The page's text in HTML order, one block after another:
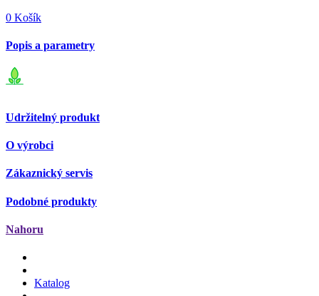
0 Košík
Popis a parametry
Udržitelný produkt
O výrobci
Zákaznický servis
Podobné produkty
Nahoru
Katalog